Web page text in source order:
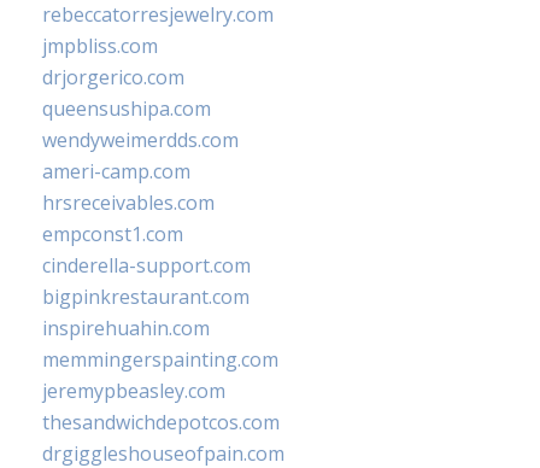
rebeccatorresjewelry.com
jmpbliss.com
drjorgerico.com
queensushipa.com
wendyweimerdds.com
ameri-camp.com
hrsreceivables.com
empconst1.com
cinderella-support.com
bigpinkrestaurant.com
inspirehuahin.com
memmingerspainting.com
jeremypbeasley.com
thesandwichdepotcos.com
drgiggleshouseofpain.com